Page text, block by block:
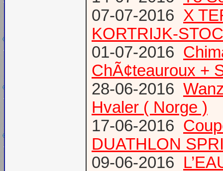
07-07-2016 X
KORTRIJK-
01-07-2016
ChÃ¢teauroux +
28-06-2016
Hvaler ( Norge )
17-06-2016
DUATHLON
09-06-2016